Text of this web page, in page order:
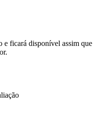
e ficará disponível assim que